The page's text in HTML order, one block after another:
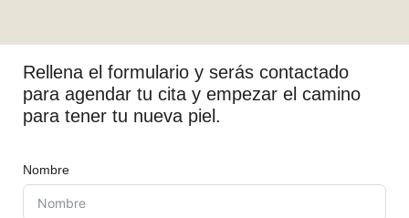
Rellena el formulario y serás contactado
para agendar tu cita y empezar el camino
para tener tu nueva piel.
Nombre